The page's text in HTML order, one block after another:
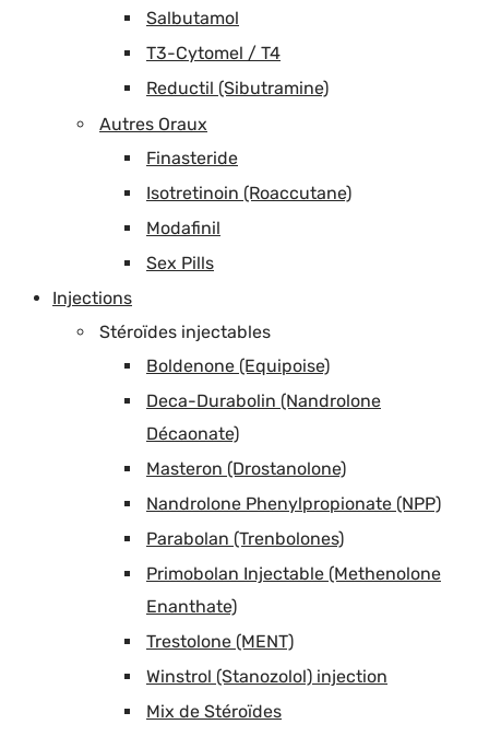
Salbutamol
T3-Cytomel / T4
Reductil (Sibutramine)
Autres Oraux
Finasteride
Isotretinoin (Roaccutane)
Modafinil
Sex Pills
Injections
Stéroïdes injectables
Boldenone (Equipoise)
Deca-Durabolin (Nandrolone
Décaonate)
Masteron (Drostanolone)
Nandrolone Phenylpropionate (NPP)
Parabolan (Trenbolones)
Primobolan Injectable (Methenolone
Enanthate)
Trestolone (MENT)
Winstrol (Stanozolol) injection
Mix de Stéroïdes